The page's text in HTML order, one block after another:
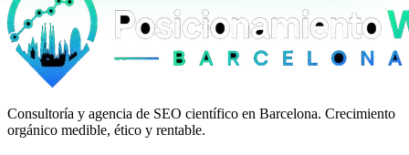
Consultoría y agencia de SEO científico en Barcelona. Crecimiento
orgánico medible, ético y rentable.